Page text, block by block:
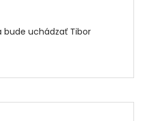
bude uchádzať Tibor